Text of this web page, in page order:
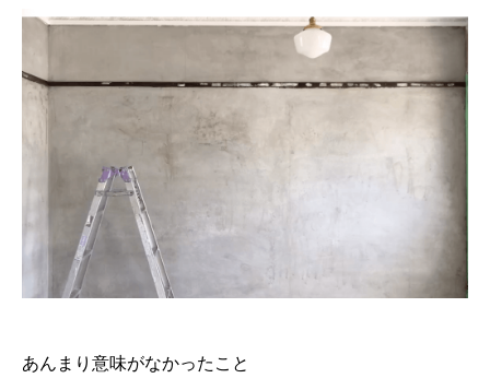
あんまり意味がなかったこと